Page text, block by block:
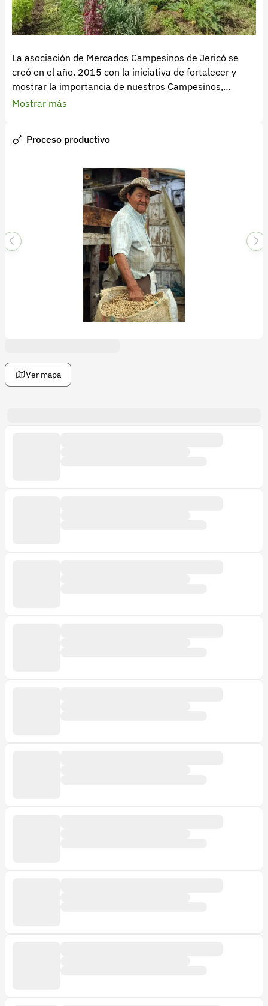
La asociación de Mercados Campesinos de Jericó se
creó en el año. 2015 con la iniciativa de fortalecer y
mostrar la importancia de nuestros Campesinos,
brindado así productos agropecuarios, alimentos
vender directamente al consumidor final y tener mejor
precio para sus cosechas. La Asociación cuenta con 18
participantes donde cada integrante está con su familia
fortaleciendo su unidad productiva.
La Asociación tiene participación cada tercer sábado de
cada mes, donde se comercializan los productos en el
parque principal de Jericó. Teniendo buena acogida por
los habitantes y turistas que aprovechan para hacer sus
Mostrar más
Proceso productivo
Ver mapa